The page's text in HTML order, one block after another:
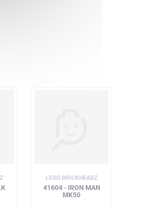
LEGO BRICKHEADZ
41604 - IRON MAN
MK50